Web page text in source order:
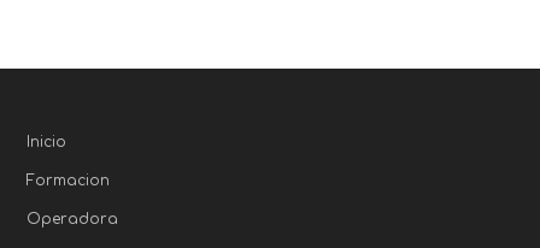
Inicio
Formacion
Operadora